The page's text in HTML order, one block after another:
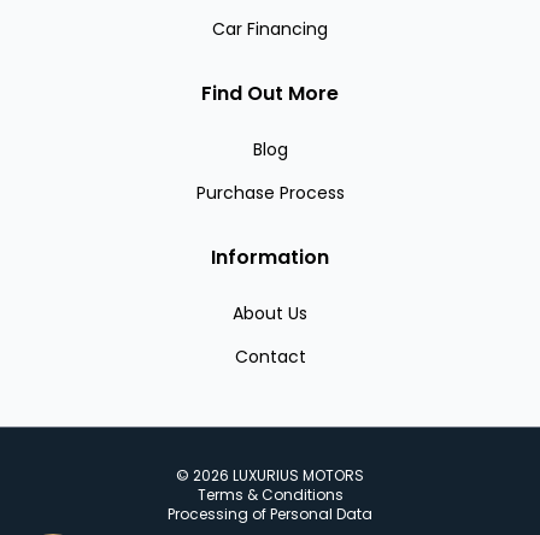
Car Financing
Find Out More
Blog
Purchase Process
Information
About Us
Contact
© 2026 LUXURIUS MOTORS
Terms & Conditions
Processing of Personal Data